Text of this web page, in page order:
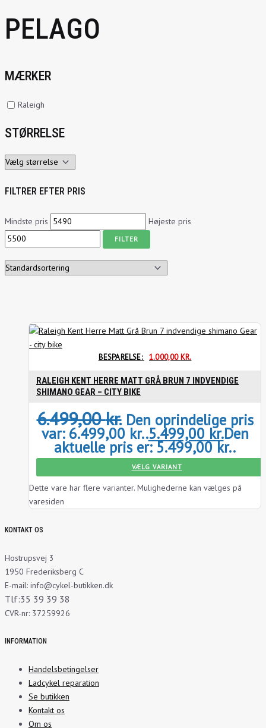
PELAGO
MÆRKER
Raleigh
STØRRELSE
FILTRER EFTER PRIS
Mindste pris Højeste pris
FILTER
BESPARELSE: 1.000,00 KR.
RALEIGH KENT HERRE MATT GRÅ BRUN 7 INDVENDIGE
SHIMANO GEAR – CITY BIKE
6.499,00kr. Den oprindelige pris
var: 6.499,00 kr..5.499,00 kr.Den
aktuelle pris er: 5.499,00 kr..
VÆLG VARIANT
Dette vare har flere varianter. Mulighederne kan vælges på
varesiden
KONTAKT OS
Hostrupsvej 3
1950 Frederiksberg C
E-mail: info@cykel-butikken.dk
Tlf:35 39 39 38
CVR-nr: 37259926
INFORMATION
Handelsbetingelser
Ladcykel reparation
Se butikken
Kontakt os
Om os